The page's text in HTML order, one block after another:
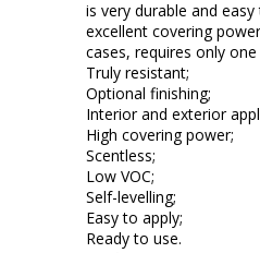
is very durable and
excellent covering
cases, requires only
Truly resistant;
Optional finishing;
Interior and exterior
High covering power;
Scentless;
Low VOC;
Self-levelling;
Easy to apply;
Ready to use.